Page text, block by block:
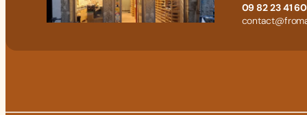
09 82 23 41 60